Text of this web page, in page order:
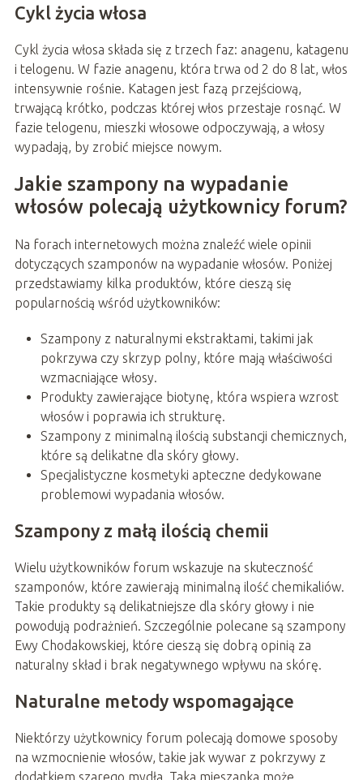
Cykl życia włosa
Cykl życia włosa składa się z trzech faz: anagenu, katagenu
i telogenu. W fazie anagenu, która trwa od 2 do 8 lat, włos
intensywnie rośnie. Katagen jest fazą przejściową,
trwającą krótko, podczas której włos przestaje rosnąć. W
fazie telogenu, mieszki włosowe odpoczywają, a włosy
wypadają, by zrobić miejsce nowym.
Jakie szampony na wypadanie
włosów polecają użytkownicy forum?
Na forach internetowych można znaleźć wiele opinii
dotyczących szamponów na wypadanie włosów. Poniżej
przedstawiamy kilka produktów, które cieszą się
popularnością wśród użytkowników:
Szampony z naturalnymi ekstraktami, takimi jak
pokrzywa czy skrzyp polny, które mają właściwości
wzmacniające włosy.
Produkty zawierające biotynę, która wspiera wzrost
włosów i poprawia ich strukturę.
Szampony z minimalną ilością substancji chemicznych,
które są delikatne dla skóry głowy.
Specjalistyczne kosmetyki apteczne dedykowane
problemowi wypadania włosów.
Szampony z małą ilością chemii
Wielu użytkowników forum wskazuje na skuteczność
szamponów, które zawierają minimalną ilość chemikaliów.
Takie produkty są delikatniejsze dla skóry głowy i nie
powodują podrażnień. Szczególnie polecane są szampony
Ewy Chodakowskiej, które cieszą się dobrą opinią za
naturalny skład i brak negatywnego wpływu na skórę.
Naturalne metody wspomagające
Niektórzy użytkownicy forum polecają domowe sposoby
na wzmocnienie włosów, takie jak wywar z pokrzywy z
dodatkiem szarego mydła. Taka mieszanka może